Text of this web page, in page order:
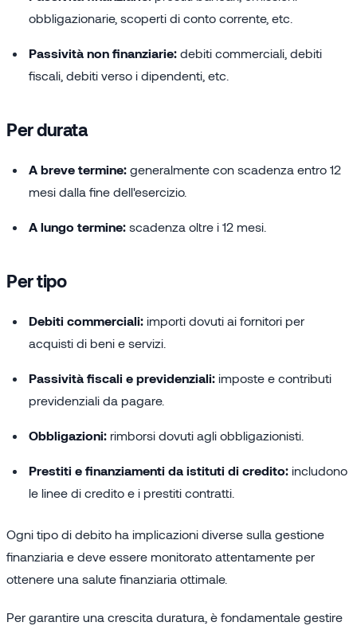
obbligazionarie, scoperti di conto corrente, etc.
Passività non finanziarie: debiti commerciali, debiti
fiscali, debiti verso i dipendenti, etc.
Per durata
A breve termine: generalmente con scadenza entro 12
mesi dalla fine dell'esercizio.
A lungo termine: scadenza oltre i 12 mesi.
Per tipo
Debiti commerciali: importi dovuti ai fornitori per
acquisti di beni e servizi.
Passività fiscali e previdenziali: imposte e contributi
previdenziali da pagare.
Obbligazioni: rimborsi dovuti agli obbligazionisti.
Prestiti e finanziamenti da istituti di credito: includono
le linee di credito e i prestiti contratti.
Ogni tipo di debito ha implicazioni diverse sulla gestione
finanziaria e deve essere monitorato attentamente per
ottenere una salute finanziaria ottimale.
Per garantire una crescita duratura, è fondamentale gestire